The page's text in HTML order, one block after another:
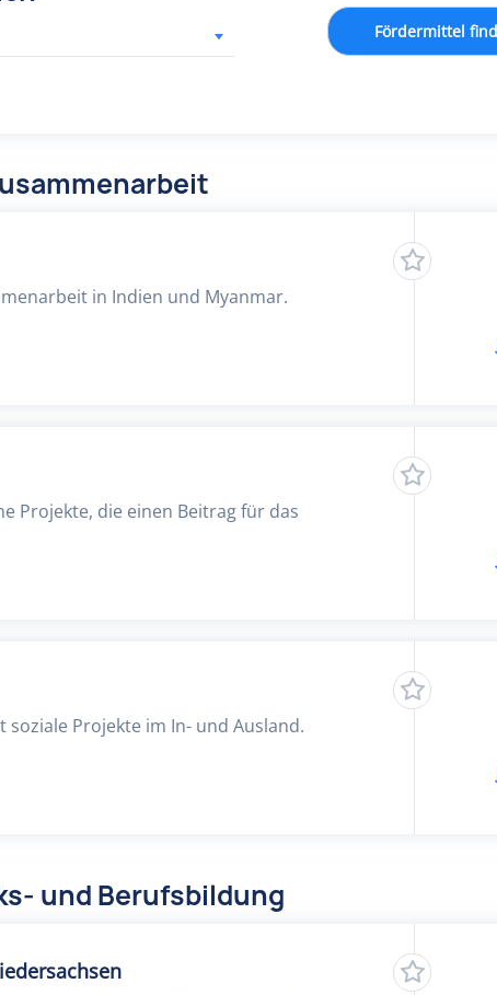
Fördermittel
in Indien und Myanmar.
Projekte, die einen Beitrag für das
Projekte im In- und Ausland.
und Berufsbildung